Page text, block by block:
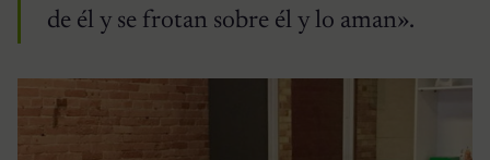
de él y se frotan sobre él y lo aman».